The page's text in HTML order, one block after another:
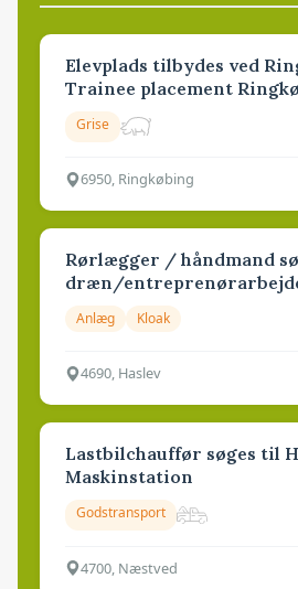
Elevplads tilbydes ved
Trainee placement
Grise
6950, Ringkøbing
Rørlægger / håndmand
dræn/
Anlæg Kloak
4690, Haslev
Lastbilchauffør søges til
Maskinstation
Godstransport
4700, Næstved